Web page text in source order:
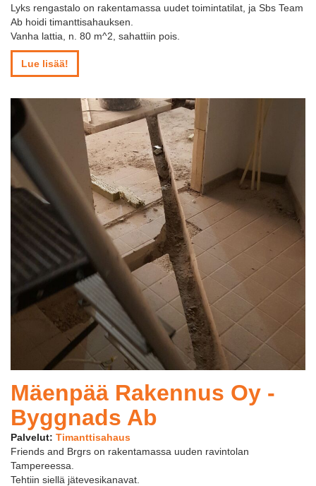
Lyks rengastalo on rakentamassa uudet toimintatilat, ja Sbs Team
Ab hoidi timanttisahauksen.
Vanha lattia, n. 80 m^2, sahattiin pois.
Lue lisää!
Mäenpää Rakennus Oy -
Byggnads Ab
Palvelut: Timanttisahaus
Friends and Brgrs on rakentamassa uuden ravintolan
Tampereessa.
Tehtiin siellä jätevesikanavat.